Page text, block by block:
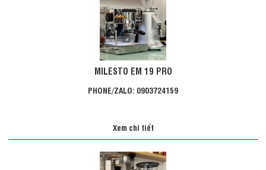
MILESTO EM 19 PRO
PHONE/ZALO: 0903724159
Xem chi tiết